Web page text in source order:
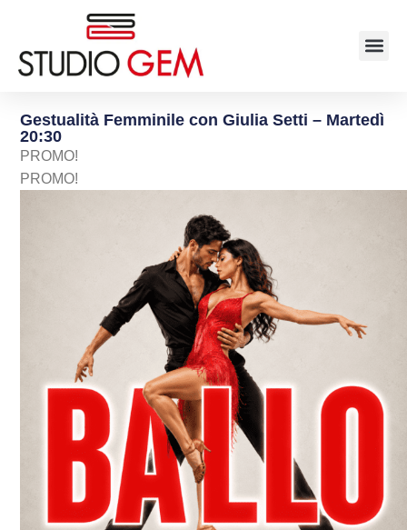
Gestualità Femminile con Giulia Setti – Martedì
20:30
PROMO!
PROMO!